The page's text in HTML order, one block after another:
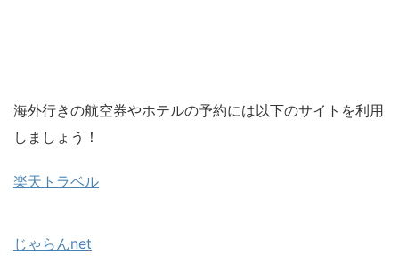
海外行きの航空券やホテルの予約には以下のサイトを利用
しましょう！
楽天トラベル
じゃらんnet